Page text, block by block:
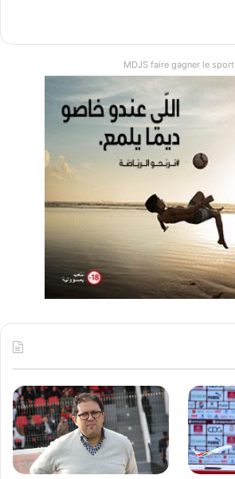
MDJS faire gagner le sport